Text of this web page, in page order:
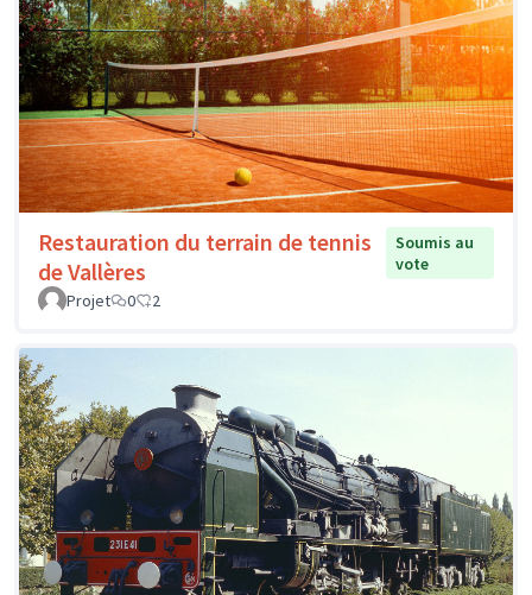
Restauration du terrain de tennis
de Vallères
Soumis au
vote
Projet
0 2